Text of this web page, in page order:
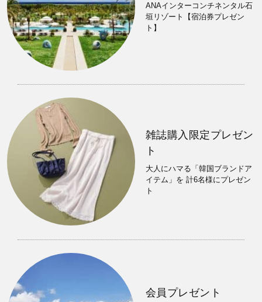
ANAインターコンチネンタル石
垣リゾート【宿泊券プレゼン
ト】
雑誌購入限定プレゼン
ト
大人にハマる「韓国ブランドア
イテム」を 計6名様にプレゼン
ト
会員プレゼント